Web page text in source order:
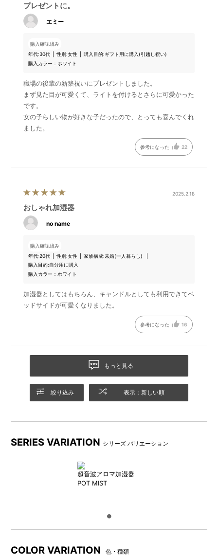
水タンクに水道水を給水しご
使用ください。給水口が大き
いので蛇口から直接給水しや
オイルを垂らしてディフュー
水タンクとシェードを本体に
セットします。※シェードを取
出しが低くなり本体や周辺が
濡れる可能性があります。
加湿量の調節は無段階調整
で、運転スイッチを回して調
ライトは弱/中/強の三段階で、
下部のタッチ式のスイッチに
DCプラグは取り外し可能で、
パッケージ
プレゼントに。
エミー
購入確認済み
年代:30代 性別:女性 購入目的:ギフト用に購入(引越し祝い)
購入カラー：ホワイト
職場の後輩の新築祝いにプレゼントしました。
まず見た目が可愛くて、ライトを付けるとさらに可愛かった
です。
女の子らしい物が好きな子だったので、とっても喜んでくれ
ました。
参考になった 22
2025.2.18
おしゃれ加湿器
no name
購入確認済み
年代:20代 性別:女性 家族構成:未婚(一人暮らし)
購入目的:自分用に購入
購入カラー：ホワイト
加湿器としてはもちろん、キャンドルとしても利用できてベ
ッドサイドが可愛くなりました。
参考になった 16
もっと見る
絞り込み 表示：新しい順
SERIES VARIATION シリーズ バリエーション
超音波アロマ加湿器
POT MIST
COLOR VARIATION 色・種類